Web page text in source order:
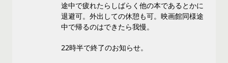
途中で疲れたらしばらく他の本であるとかに
退避可。外出しての休憩も可。映画館同様途
中で帰るのはできたら我慢。
22時半で終了のお知らせ。